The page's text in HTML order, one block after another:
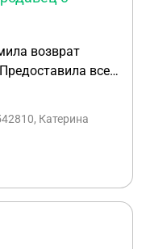
обратиться в
все
мне
через три
Катерина